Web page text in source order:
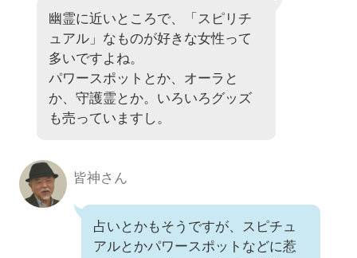
幽霊に近いところで、「スピリチ
ュアル」なものが好きな女性って
多いですよね。
パワースポットとか、オーラと
か、守護霊とか。いろいろグッズ
も売っていますし。
皆神さん
占いとかもそうですが、スピチュ
アルとかパワースポットなどに惹